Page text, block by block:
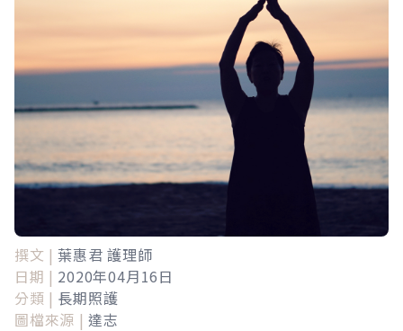
撰文 | 葉惠君 護理師
日期 | 2020年04月16日
分類 | 長期照護
圖檔來源 | 達志